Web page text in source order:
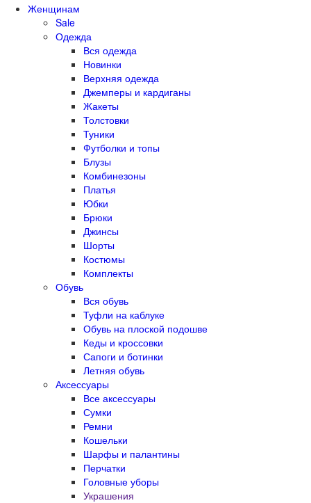
Женщинам
Sale
Одежда
Вся одежда
Новинки
Верхняя одежда
Джемперы и кардиганы
Жакеты
Толстовки
Туники
Футболки и топы
Блузы
Комбинезоны
Платья
Юбки
Брюки
Джинсы
Шорты
Костюмы
Комплекты
Обувь
Вся обувь
Туфли на каблуке
Обувь на плоской подошве
Кеды и кроссовки
Сапоги и ботинки
Летняя обувь
Аксессуары
Все аксессуары
Сумки
Ремни
Кошельки
Шарфы и палантины
Перчатки
Головные уборы
Украшения